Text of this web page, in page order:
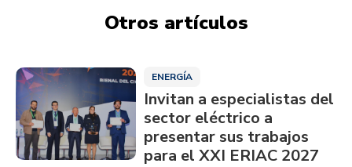
Otros artículos
ENERGÍA
Invitan a especialistas del
sector eléctrico a
presentar sus trabajos
para el XXI ERIAC 2027